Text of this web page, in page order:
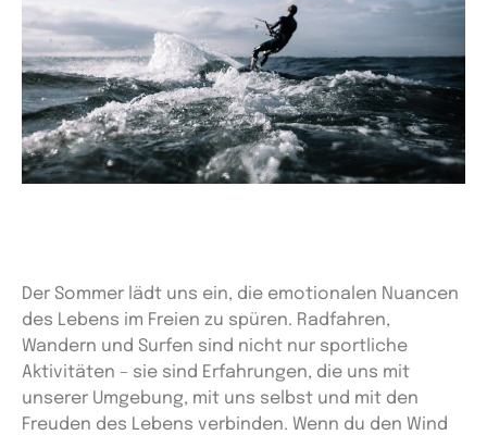
Der Sommer lädt uns ein, die emotionalen Nuancen
des Lebens im Freien zu spüren. Radfahren,
Wandern und Surfen sind nicht nur sportliche
Aktivitäten – sie sind Erfahrungen, die uns mit
unserer Umgebung, mit uns selbst und mit den
Freuden des Lebens verbinden. Wenn du den Wind